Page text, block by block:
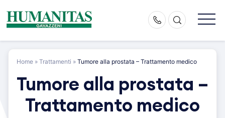
content
Home » Trattamenti » Tumore alla prostata – Trattamento medico
Tumore alla prostata –
Trattamento medico